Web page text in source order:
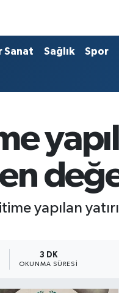
Sanat Sağlık Spor
yapılan
3 DK
OKUNMA SÜRESI